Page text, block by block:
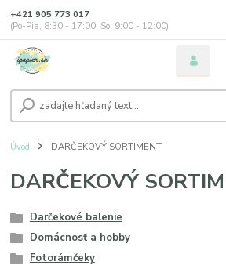
+421 905 773 017
(Po-Pia, 8:30 - 17:00, So: 9:00 - 12:00)
Úvod DARČEKOVÝ SORTIMENT
DARČEKOVÝ
Darčekové balenie
Domácnosť a hobby
Fotorámčeky